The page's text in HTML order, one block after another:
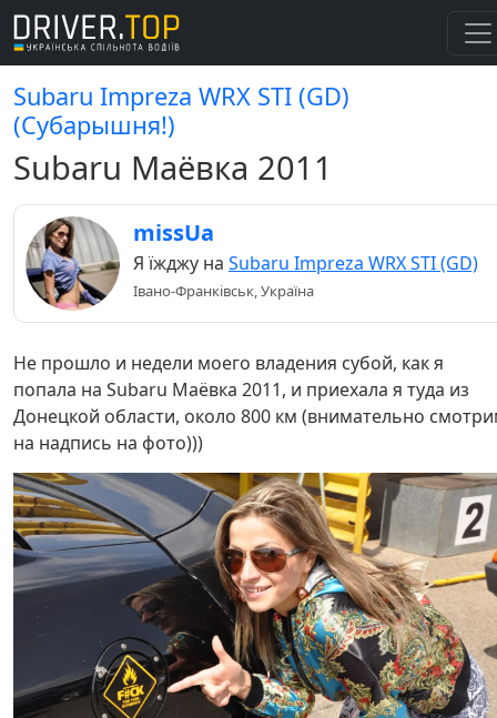
Subaru Impreza WRX STI (GD)
(Субарышня!)
Subaru Маёвка 2011
missUa
Я їжджу на Subaru Impreza WRX STI (GD)
Івано-Франківськ, Україна
Не прошло и недели моего владения субой, как я
попала на Subaru Маёвка 2011, и приехала я туда из
Донецкой области, около 800 км (внимательно
на надпись на фото)))